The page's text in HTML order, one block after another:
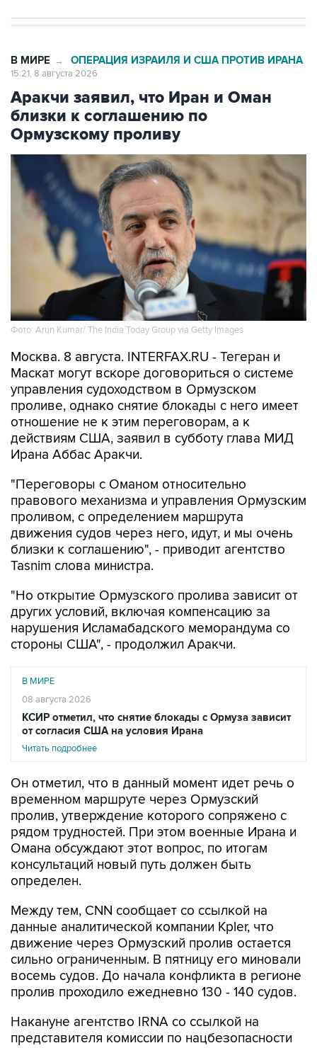
Аракчи заявил, что Иран и Оман
близки к соглашению по
Ормузскому проливу
Фото: Arun Kumar/ The India Today Group via Getty Images
Москва. 8 августа. INTERFAX.RU - Тегеран и
управления судоходством в Ормузском
проливе, однако снятие блокады с него имеет
отношение не к этим переговорам, а к
действиям США, заявил в субботу глава МИД
Ирана Аббас Аракчи.
"Переговоры с Оманом относительно
проливом, с определением маршрута
движения судов через него, идут, и мы очень
близки к соглашению", - приводит агентство
Tasnim слова министра.
"Но открытие Ормузского пролива зависит от
нарушения Исламабадского меморандума со
стороны США", - продолжил Аракчи.
В МИРЕ
КСИР отметил, что снятие блокады с Ормуза зависит
от согласия США на условия Ирана
Читать подробнее
Он отметил, что в данный момент идет речь о
пролив, утверждение которого сопряжено с
рядом трудностей. При этом военные Ирана и
Омана обсуждают этот вопрос, по итогам
консультаций новый путь должен быть
определен.
Между тем, CNN сообщает со ссылкой на
движение через Ормузский пролив остается
сильно ограниченным. В пятницу его миновали
восемь судов. До начала конфликта в регионе
пролив проходило ежедневно 130 - 140 судов.
Накануне агентство IRNA со ссылкой на
парламента Ирана передавало, что Иран и
Омансмогли согласовать основы соглашения